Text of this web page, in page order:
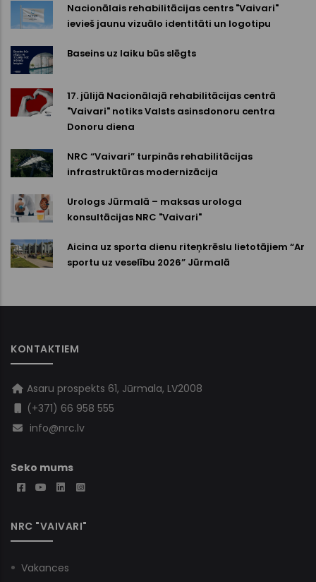
Nacionālais rehabilitācijas centrs "Vaivari"
ievieš jaunu vizuālo identitāti un logotipu
Baseins uz laiku būs slēgts
17. jūlijā Nacionālajā rehabilitācijas centrā
"Vaivari" notiks Valsts asinsdonoru centra
Donoru diena
NRC “Vaivari” turpinās rehabilitācijas
infrastruktūras modernizācija
Urologs Jūrmalā – maksas urologa
konsultācijas NRC "Vaivari"
Aicina uz sporta dienu riteņkrēslu lietotājiem “Ar
sportu uz veselību 2026” Jūrmalā
KONTAKTIEM
Asaru prospekts 61, Jūrmala, LV2008
(+371) 66 958 555
info@nrc.lv
Seko mums
NRC "VAIVARI"
Vakances